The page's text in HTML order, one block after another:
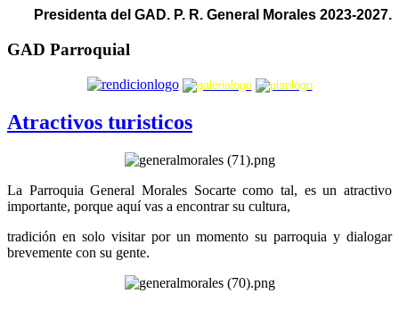
Presidenta del GAD. P. R. General Morales 2023-2027.
GAD Parroquial
Atractivos turisticos
La Parroquia General Morales Socarte como tal, es un atractivo
importante, porque aquí vas a encontrar su cultura,
tradición en solo visitar por un momento su parroquia y dialogar
brevemente con su gente.